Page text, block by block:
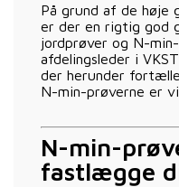
På grund af de høje
er der en rigtig god
jordprøver og N-
afdelingsleder i
der herunder
N-min-prøverne er
N-min-
fastlægge